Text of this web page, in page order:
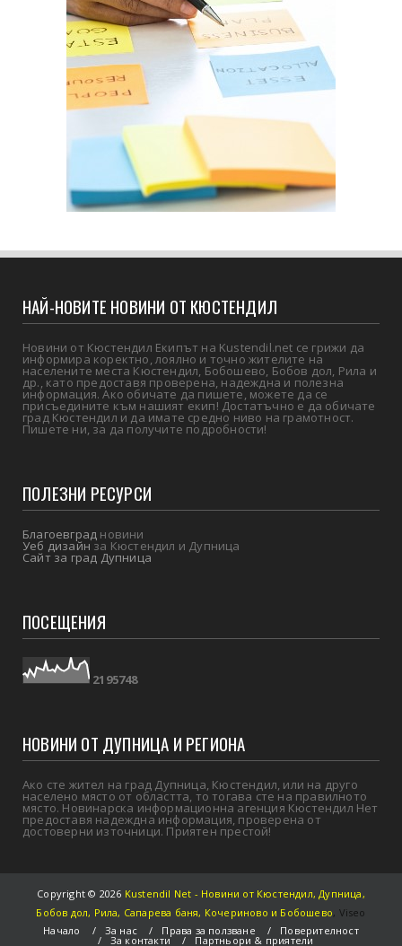
НАЙ-НОВИТЕ НОВИНИ ОТ КЮСТЕНДИЛ
Новини от Кюстендил Екипът на Kustendil.net се грижи да
информира коректно, лоялно и точно жителите на
населените места Кюстендил, Бобошево, Бобов дол, Рила и
др., като предоставя проверена, надеждна и полезна
информация. Ако обичате да пишете, можете да се
присъедините към нашият екип! Достатъчно е да обичате
град Кюстендил и да имате средно ниво на грамотност.
Пишете ни, за да получите подробности!
ПОЛЕЗНИ РЕСУРСИ
Благоевград новини
Уеб дизайнза Кюстендил и Дупница
Сайт за град Дупница
ПОСЕЩЕНИЯ
21 95748
НОВИНИ ОТ ДУПНИЦА И РЕГИОНА
Ако сте жител на град Дупница, Кюстендил, или на друго
населено място от областта, то тогава сте на правилното
място. Новинарска информационна агенция Кюстендил Нет
предоставя надеждна информация, проверена от
достоверни източници. Приятен престой!
Copyright © 2026 Kustendil Net - Новини от Кюстендил, Дупница,
Бобов дол, Рила, Сапарева баня, Кочериново и Бобошево, Viseo
Начало
За нас Права за ползване Поверителност
За контакти Партньори & приятели